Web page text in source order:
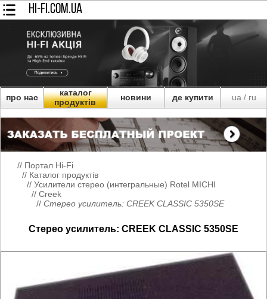
HI-FI.COM.UA
про нас
каталог
продуктів
новини де купити ua/ ru
// Портал Hi-Fi
// Каталог продуктів
// Усилители стерео (интегральные) Rotel MICHI
// Creek
// Стерео усилитель: CREEK CLASSIC 5350SE
Стерео усилитель: CREEK CLASSIC 5350SE